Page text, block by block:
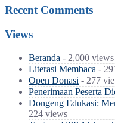
Recent Comments
Views
Beranda - 2,000 views
Literasi Membaca -
Open Donasi - 277
Penerimaan Peserta
Dongeng Edukasi:
224 views